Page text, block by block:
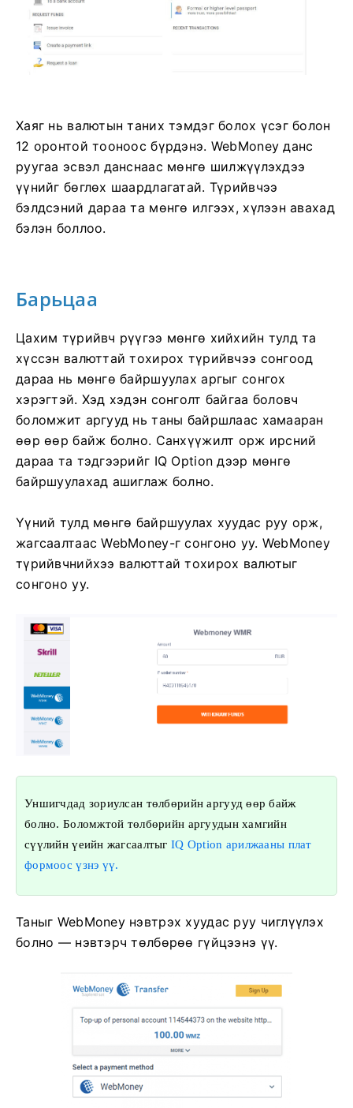
Хаяг нь валютын таних тэмдэг болох үсэг болон
12 оронтой тооноос бүрдэнэ. WebMoney данс
руугаа эсвэл данснаас мөнгө шилжүүлэхдээ
үүнийг бөглөх шаардлагатай. Түрийвчээ
бэлдсэний дараа та мөнгө илгээх, хүлээн авахад
бэлэн боллоо.
Барьцаа
Цахим түрийвч рүүгээ мөнгө хийхийн тулд та
хүссэн валюттай тохирох түрийвчээ сонгоод
дараа нь мөнгө байршуулах аргыг сонгох
хэрэгтэй. Хэд хэдэн сонголт байгаа боловч
боломжит аргууд нь таны байршлаас хамааран
өөр өөр байж болно. Санхүүжилт орж ирсний
дараа та тэдгээрийг IQ Option дээр мөнгө
байршуулахад ашиглаж болно.
Үүний тулд мөнгө байршуулах хуудас руу орж,
жагсаалтаас WebMoney-г сонгоно уу. WebMoney
түрийвчнийхээ валюттай тохирох валютыг
сонгоно уу.
Уншигчдад зориулсан төлбөрийн аргууд өөр байж
болно. Боломжтой төлбөрийн аргуудын хамгийн
сүүлийн үеийн жагсаалтыг IQ Option арилжааны плат
формоос үзнэ үү.
Таныг WebMoney нэвтрэх хуудас руу чиглүүлэх
болно — нэвтэрч төлбөрөө гүйцээнэ үү.